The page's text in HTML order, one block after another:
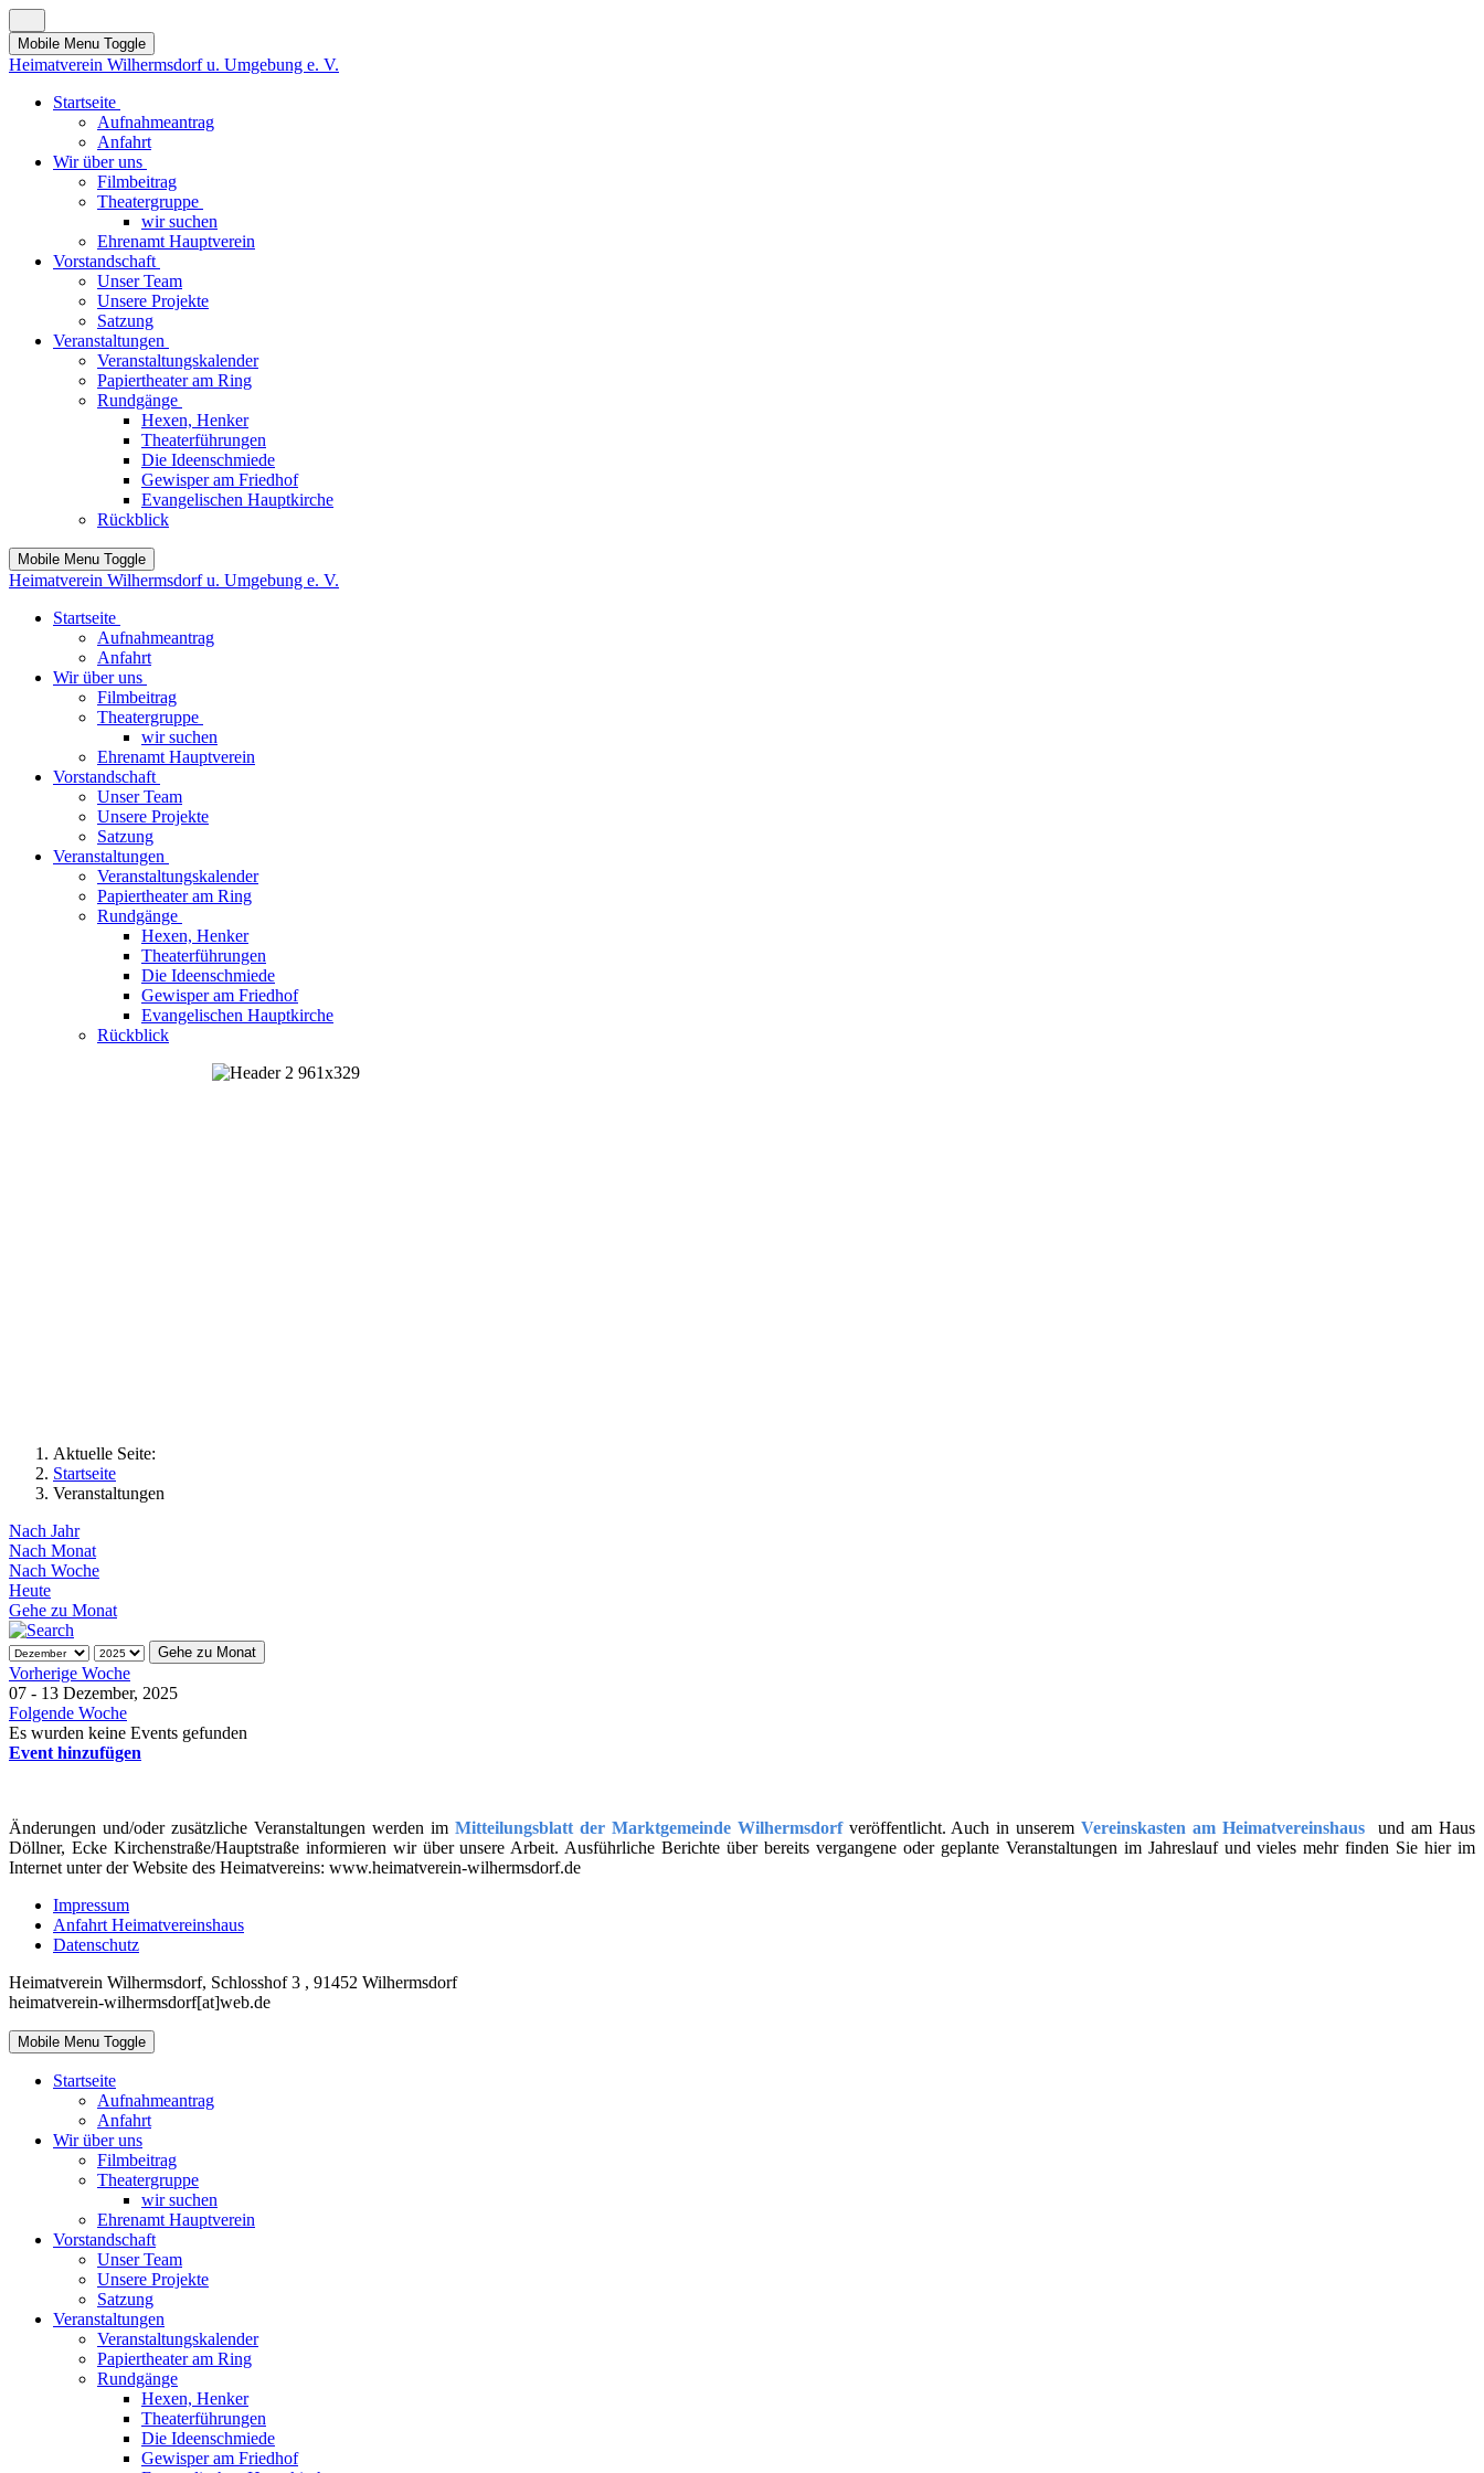
Mobile Menu Toggle
Heimatverein Wilhermsdorf u. Umgebung e. V.
Startseite
Aufnahmeantrag
Anfahrt
Wir über uns
Filmbeitrag
Theatergruppe
wir suchen
Ehrenamt Hauptverein
Vorstandschaft
Unser Team
Unsere Projekte
Satzung
Veranstaltungen
Veranstaltungskalender
Papiertheater am Ring
Rundgänge
Hexen, Henker
Theaterführungen
Die Ideenschmiede
Gewisper am Friedhof
Evangelischen Hauptkirche
Rückblick
Mobile Menu Toggle
Heimatverein Wilhermsdorf u. Umgebung e. V.
Startseite
Aufnahmeantrag
Anfahrt
Wir über uns
Filmbeitrag
Theatergruppe
wir suchen
Ehrenamt Hauptverein
Vorstandschaft
Unser Team
Unsere Projekte
Satzung
Veranstaltungen
Veranstaltungskalender
Papiertheater am Ring
Rundgänge
Hexen, Henker
Theaterführungen
Die Ideenschmiede
Gewisper am Friedhof
Evangelischen Hauptkirche
Rückblick
Aktuelle Seite:
Startseite
Veranstaltungen
Nach Jahr
Nach Monat
Nach Woche
Heute
Gehe zu Monat
Gehe zu Monat
Vorherige Woche
07 - 13 Dezember, 2025
Folgende Woche
Es wurden keine Events gefunden
Event hinzufügen
Änderungen und/oder zusätzliche Veranstaltungen werden im Mitteilungsblatt der Marktgemeinde Wilhermsdorf veröffentlicht. Auch in unseremVereinskasten am Heimatvereinshaus
und am Haus
Döllner, Ecke Kirchenstraße/Hauptstraße informieren wir über unsere Arbeit. Ausführliche Berichte über bereits vergangene oder geplante Veranstaltungen im Jahreslauf und vieles mehr finden Sie hier im
Internet unter der Website des Heimatvereins: www.heimatverein-wilhermsdorf.de
Impressum
Anfahrt Heimatvereinshaus
Datenschutz
Heimatverein Wilhermsdorf, Schlosshof 3 , 91452 Wilhermsdorf
heimatverein-wilhermsdorf[at]web.de
Mobile Menu Toggle
Startseite
Aufnahmeantrag
Anfahrt
Wir über uns
Filmbeitrag
Theatergruppe
wir suchen
Ehrenamt Hauptverein
Vorstandschaft
Unser Team
Unsere Projekte
Satzung
Veranstaltungen
Veranstaltungskalender
Papiertheater am Ring
Rundgänge
Hexen, Henker
Theaterführungen
Die Ideenschmiede
Gewisper am Friedhof